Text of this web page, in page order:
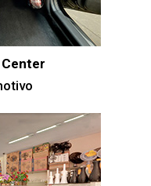
Center